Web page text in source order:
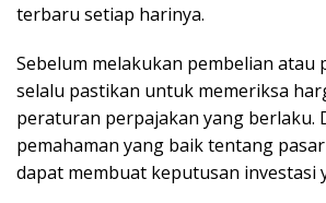
terbaru setiap harinya.
Sebelum melakukan pembelian atau
selalu pastikan untuk memeriksa
peraturan perpajakan yang berlaku.
pemahaman yang baik tentang pasar
dapat membuat keputusan investasi